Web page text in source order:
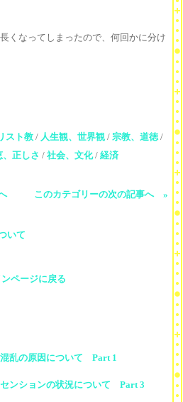
くなってしまったので、何回かに分け
スト教 / 人生観、世界観 / 宗教、道徳/
、正しさ / 社会、文化/ 経済
このカテゴリーの次の記事へ »
いて
ページに戻る
乱の原因について Part 1
ンションの状況について Part 3